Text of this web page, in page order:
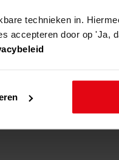
technieken in.
accepteren door op 'Ja,